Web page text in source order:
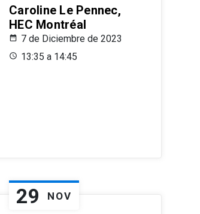
Caroline Le Pennec,
HEC Montréal
7 de Diciembre de 2023
13:35 a 14:45
29 NOV